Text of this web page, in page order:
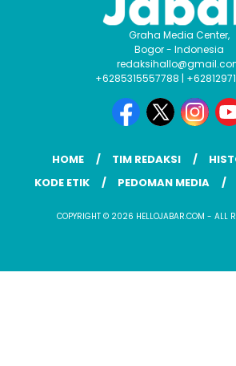
Graha Media Center,
Bogor - Indonesia
+6285315557788 |
HOME TIM REDAKSI
KODE ETIK
PEDOMAN MEDIA
COPYRIGHT © 2026 HELLOJABAR.COM - ALL